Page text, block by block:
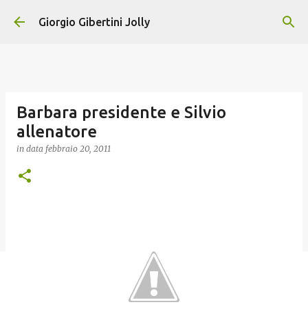
Passa ai contenuti principali
Giorgio Gibertini Jolly
Barbara presidente e Silvio
allenatore
in data febbraio 20, 2011